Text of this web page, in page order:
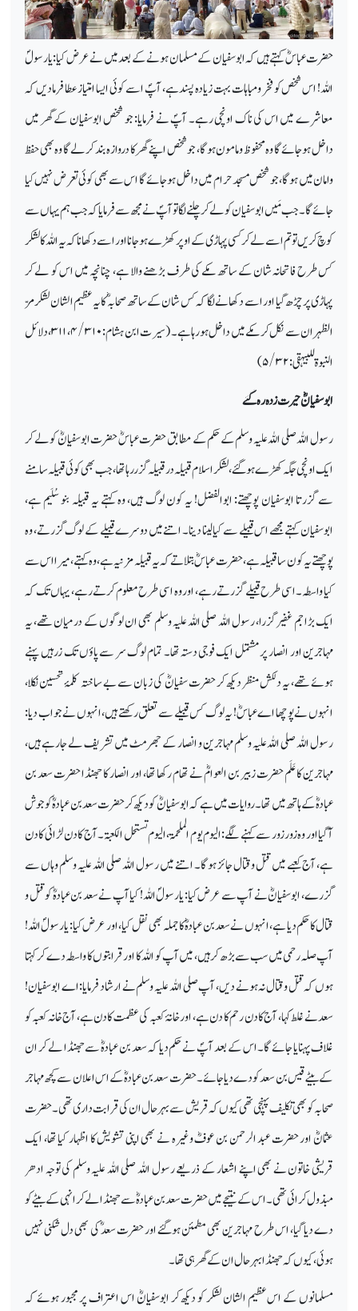
حضرت عباسؓ کہتے ہیں کہ ابوسفیان کے مسلمان ہونے کے بعد میں نے عرض کیا: یارسولؐ
اللہ! اس شخص کو فخر ومباہات بہت زیادہ پسند ہے، آپؐ اسے کوئی ایسا امتیاز عطا فرمادیں کہ
معاشرے میں اس کی ناک اونچی رہے۔ آپؐ نے فرمایا: جو شخص ابوسفیان کے گھر میں
داخل ہوجائے گا وہ محفوظ ومامون ہوگا، جو شخص اپنے گھر کا دروازہ بند کرلے گا وہ بھی حفظ
وامان میں ہوگا، جو شخص مسجد حرام میں داخل ہوجائے گا اس سے بھی کوئی تعرض نہیں کیا
جائے گا۔ جب مَیں ابوسفیان کو لے کر چلنے لگا توآپؐ نے مجھ سے فرمایا کہ جب ہم یہاں سے
کوچ کریں تو تم اسے لے کر کسی پہاڑی کے اوپر کھڑے ہوجانا اور اسے دکھانا کہ یہ اللہ کا لشکر
کس طرح فاتحانہ شان کے ساتھ مکے کی طرف بڑھنے والا ہے، چنانچہ میں اس کو لے کر
پہاڑی پر چڑھ گیا اور اسے دکھانے لگا کہ کس شان کے ساتھ صحابہؓ کا یہ عظیم الشان لشکر مرّ
الظہران سے نکل کر مکے میں داخل ہورہا ہے۔ (سیرت ابن ہشام:۴/۳۱۰،۳۱۱، دلائل
النبوۃ للبیہقی:۵/۳۲)
ابوسفیانؓ حیرت زدہ رہ گئے
رسول اللہ صلی اللہ علیہ وسلم کے حکم کے مطابق حضرت عباسؓ حضرت ابوسفیانؓ کو لے کر
ایک اونچی جگہ کھڑے ہوگئے، لشکر اسلام قبیلہ در قبیلہ گزررہا تھا، جب بھی کوئی قبیلہ سامنے
سے گزرتا ابوسفیان پوچھتے: ابوالفضل! یہ کون لوگ ہیں، وہ کہتے یہ قبیلہ بنو سُلَیم ہے،
ابوسفیان کہتے مجھے اس قبیلے سے کیا لینا دینا۔ اتنے میں دوسرے قبیلے کے لوگ گزرتے، وہ
پوچھتے یہ کون سا قبیلہ ہے، حضرت عباسؓ بتلاتے کہ یہ قبیلہ مزنیہ ہے، وہ کہتے، میرا اس سے
کیا واسطہ۔ اسی طرح قبیلے گزرتے رہے، اور وہ اسی طرح معلوم کرتے رہے، یہاں تک کہ
ایک بڑا جم غفیر گزرا، رسول اللہ صلی اللہ علیہ وسلم بھی ان لوگوں کے درمیان تھے، یہ
مہاجرین اور انصار پر مشتمل ایک فوجی دستہ تھا۔ تمام لوگ سر سے پاؤں تک زرہیں پہنے
ہوئے تھے، یہ دلکش منظر دیکھ کر حضرت سفیانؓ کی زبان سے بے ساختہ کلمۂ تحسین نکلا،
انہوں نے پوچھا اے عباسؓ! یہ لوگ کس قبیلے سے تعلق رکھتے ہیں، انہوں نے جواب دیا:
رسول اللہ صلی اللہ علیہ وسلم مہاجرین و انصار کے جھرمٹ میں تشریف لے جارہے ہیں،
مہاجرین کا عَلَم حضرت زبیر بن العوامؓ نے تھام رکھا تھا، اور انصار کا جھنڈا حضرت سعد بن
عبادہؓ کے ہاتھ میں تھا۔ روایات میں ہے کہ ابوسفیانؓ کو دیکھ کر حضرت سعد بن عبادہؓ کو جوش
آگیا اور وہ زور زور سے کہنے لگے: الیوم یوم الملحمۃ، الیوم تستحل الکعبۃ۔ آج کا دن لڑائی کا دن
ہے، آج کعبے میں قتل وقتال جائز ہوگا۔ اتنے میں رسول اللہ صلی اللہ علیہ وسلم وہاں سے
گزرے، ابوسفیانؓ نے آپ سے عرض کیا: یارسولؐ اللہ! کیا آپ نے سعد بن عبادہؓ کو قتل و
قتال کا حکم دیا ہے، انہوں نے سعد بن عبادہؓ کا جملہ بھی نقل کیا، اور عرض کیا: یارسولؐ اللہ!
آپ صلہ رحمی میں سب سے بڑھ کر ہیں، میں آپ کو اللہ کا اور قرابتوں کا واسطہ دے کر کہتا
ہوں کہ قتل وقتال نہ ہونے دیں، آپ صلی اللہ علیہ وسلم نے ارشاد فرمایا: اے ابوسفیان!
سعد نے غلط کہا، آج کا دن رحم کا دن ہے، اور خانۂ کعبہ کی عظمت کا دن ہے، آج خانہ کعبہ کو
غلاف پہنایا جائے گا۔ اس کے بعد آپؐ نے حکم دیا کہ سعد بن عبادہؓ سے جھنڈا لے کر ان
کے بیٹے قیس بن سعد کو دے دیا جائے۔ حضرت سعد بن عبادہؓ کے اس اعلان سے کچھ مہاجر
صحابہ کو بھی تکلیف پہنچی تھی کیوں کہ قریش سے بہر حال ان کی قرابت داری تھی۔ حضرت
عثمانؓ اور حضرت عبد الرحمن بن عوفؓ وغیرہ نے بھی اپنی تشویش کا اظہار کیا تھا، ایک
قریشی خاتون نے بھی اپنے اشعار کے ذریعے رسول اللہ صلی اللہ علیہ وسلم کی توجہ ادھر
مبذول کرائی تھی۔ اس کے نتیجے میں حضرت سعد بن عبادہؓ سے جھنڈا لے کر انہی کے بیٹے کو
دے دیا گیا، اس طرح مہاجرین بھی مطمئن ہوگئے اور حضرت سعدؓ کی بھی دل شکنی نہیں
ہوئی، کیوں کہ جھنڈا بہر حال ان کے گھر ہی تھا۔
مسلمانوں کے اس عظیم الشان لشکر کو دیکھ کر ابوسفیانؓ اس اعتراف پر مجبور ہوئے کہ